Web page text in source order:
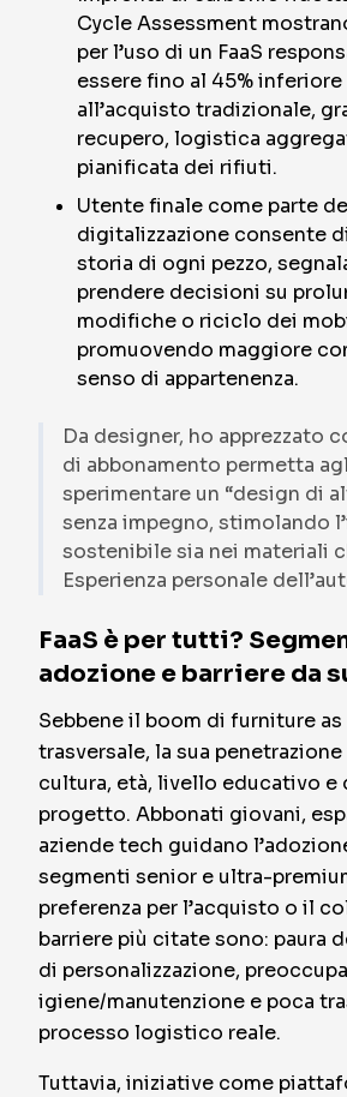
Cycle Assessment
per l’uso di un FaaS
essere fino al 45%
all’acquisto tradizionale,
recupero, logistica
pianificata dei rifiuti.
Utente finale come parte
digitalizzazione consente
storia di ogni pezzo,
prendere decisioni su
modifiche o riciclo dei
promuovendo maggiore
senso di appartenenza.
Da designer, ho apprezzato
di abbonamento permetta
sperimentare un “design di
senza impegno, stimolando
sostenibile sia nei materiali
Esperienza personale
FaaS è per tutti?
adozione e barriere da
Sebbene il boom di furniture as
trasversale, la sua
cultura, età, livello educativo e
progetto. Abbonati giovani,
aziende tech guidano
segmenti senior e ultra-
preferenza per l’acquisto o il
barriere più citate sono: paura
di personalizzazione,
igiene/manutenzione e poca
processo logistico reale.
Tuttavia, iniziative come